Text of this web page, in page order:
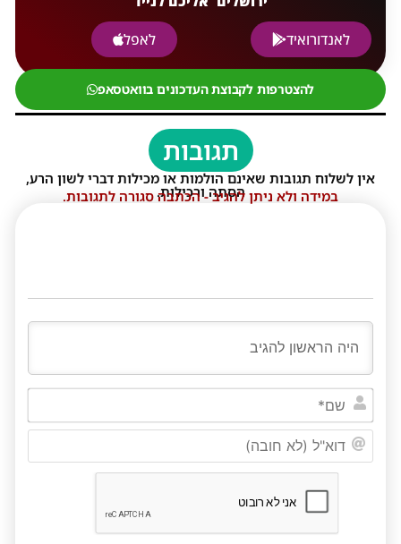
לאנדורואיד
לאפל
להצטרפות לקבוצת העדכונים בוואטסאפ
תגובות
אין לשלוח תגובות שאינם הולמות או מכילות דברי לשון הרע,
הסתה ורכילות.
במידה ולא ניתן להגיב - הכתבה סגורה לתגובות.